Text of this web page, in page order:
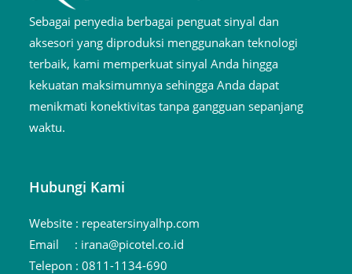
Sebagai penyedia berbagai penguat sinyal dan
aksesori yang diproduksi menggunakan teknologi
terbaik, kami memperkuat sinyal Anda hingga
kekuatan maksimumnya sehingga Anda dapat
menikmati konektivitas tanpa gangguan sepanjang
waktu.
Hubungi Kami
Website : repeatersinyalhp.com
Email : irana@picotel.co.id
Telepon :0811-1134-690